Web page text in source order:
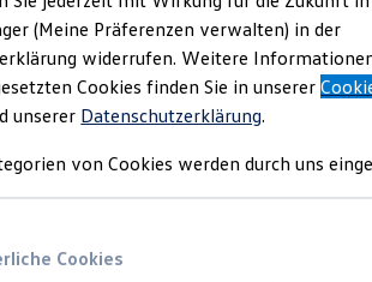
Fahrzeuge
Produkte
Marktplatz
und Gebrauchtwagen
(Meine Präferenzen verwalten) in der
widerrufen. Weitere
Cookies finden Sie in unserer
unserer Datenschutzerklärung.
von Cookies werden durch uns
Cookies